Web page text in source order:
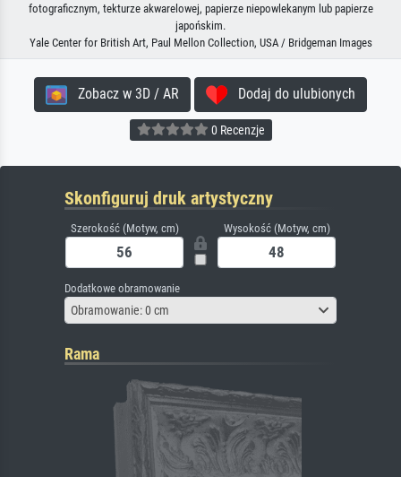
fotograficznym, tekturze akwarelowej, papierze niepowlekanym lub papierze
japońskim.
Yale Center for British Art, Paul Mellon Collection, USA / Bridgeman Images
Zobacz w 3D / AR Dodaj do ulubionych
0 Recenzje
Skonfiguruj druk artystyczny
Szerokość (Motyw, cm) Wysokość (Motyw, cm)
Dodatkowe obramowanie
Obramowanie: 0 cm
Rama